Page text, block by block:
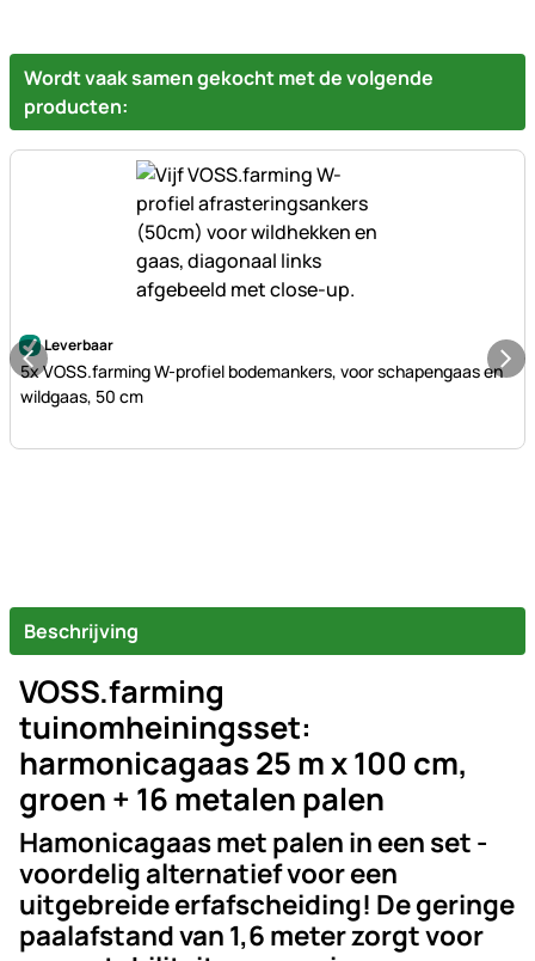
Wordt vaak samen gekocht met de volgende
producten:
Nog geen beoordelingen geplaatst
Leverbaar
5x VOSS.farming W-profiel bodemankers, voor schapengaas en
wildgaas, 50 cm
Beschrijving
VOSS.farming
tuinomheiningsset:
harmonicagaas 25 m x 100 cm,
groen + 16 metalen palen
Hamonicagaas met palen in een set -
voordelig alternatief voor een
uitgebreide erfafscheiding! De geringe
paalafstand van 1,6 meter zorgt voor